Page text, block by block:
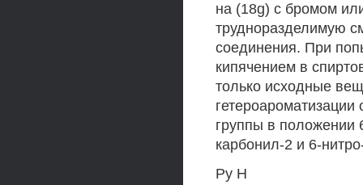
на (18g) с бромом
трудноразделимую
соединения. При
кипячением в
только исходные
гетероароматизации
группы в
карбонил-2 и 6-
Ру Н